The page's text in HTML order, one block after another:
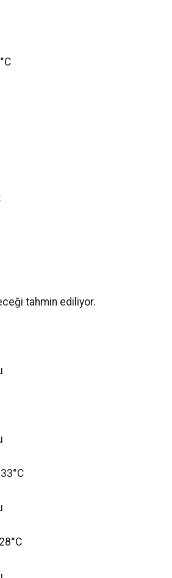
tahmin ediliyor.